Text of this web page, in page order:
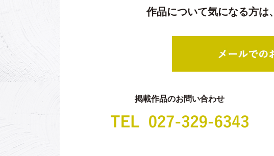
作品について気になる方は、
掲載作品のお問い合わせ